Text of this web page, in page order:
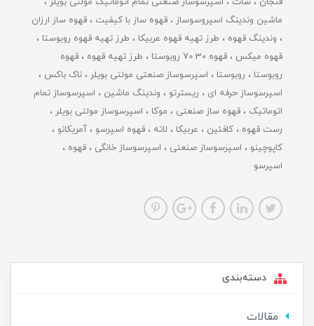
ماشین وندینگ اسپروسوساز
قهوه ساز با کیفیت
قهوه ساز ارزان
وندینگ قهوه
طرز تهیه قهوه عربیکا
طرز تهیه قهوه روبوستا
قهوه میکس
قهوه 30 70 روبوستا طرز تهیه قهوه
قهوه
روبوستا
روبوستا اسپرسوساز صنعتی مولتی بویلر
ناک باکس
اسپرسوساز حرفه ای
ریسترتو وندینگ ماشین
اسپرسوساز تمام
اتوماتیک
قهوه ساز صنعتی موکا
اسپرسوساز مولتی بویلر
رست قهوه
کافئین عربیکا لاته قهوه اسپرسو
آمریکانو
کاپوچینو
اسپرسوساز صنعتی اسپرسوساز خانگی
قهوه
اسپرسو
دسته‌بندی
مقالات